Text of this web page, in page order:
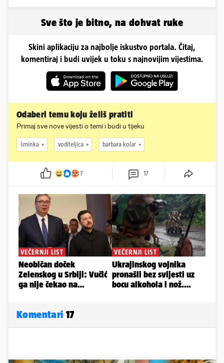
Sve što je bitno, na dohvat ruke
Skini aplikaciju za najbolje iskustvo portala. Čitaj,
komentiraj i budi uvijek u toku s najnovijim vijestima.
Odaberi temu koju želiš pratiti
Primaj sve nove vijesti o temi i budi u tijeku
šminka voditeljica barbara kolar
7 17
Komentari 17